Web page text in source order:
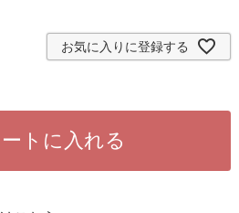
お気に入りに登録する
トに入れる